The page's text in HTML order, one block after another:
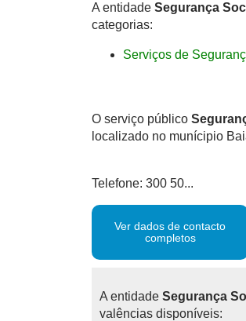
A entidade Segurança
categorias:
Serviços de
O serviço público
localizado no munícipio
Telefone: 300 50...
Ver dados de contacto
completos
A entidade Segurança
valências disponíveis: